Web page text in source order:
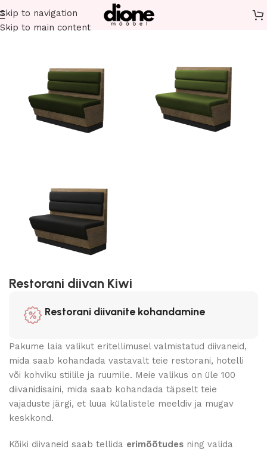
Skip to navigation
Skip to main content
Esileht Restorani mööbel Restorani diivanid
Restorani diivan Kiwi
Restorani diivanite kohandamine
Pakume laia valikut eritellimusel valmistatud diivaneid,
mida saab kohandada vastavalt teie restorani, hotelli
või kohviku stiilile ja ruumile. Meie valikus on üle 100
diivanidisaini, mida saab kohandada täpselt teie
vajaduste järgi, et luua külalistele meeldiv ja mugav
keskkond.
Kõiki diivaneid saab tellida erimõõtudes ning valida